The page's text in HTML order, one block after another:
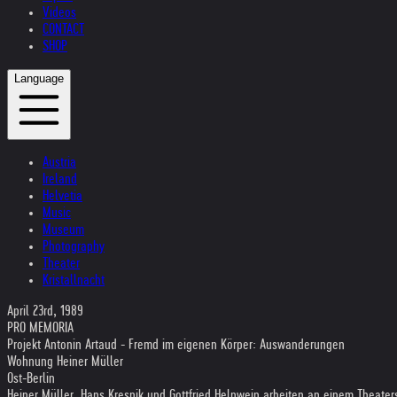
Videos
CONTACT
SHOP
Language
Austria
Ireland
Helvetia
Music
Museum
Photography
Theater
Kristallnacht
April 23rd, 1989
PRO MEMORIA
Projekt Antonin Artaud - Fremd im eigenen Körper: Auswanderungen
Wohnung Heiner Müller
Ost-Berlin